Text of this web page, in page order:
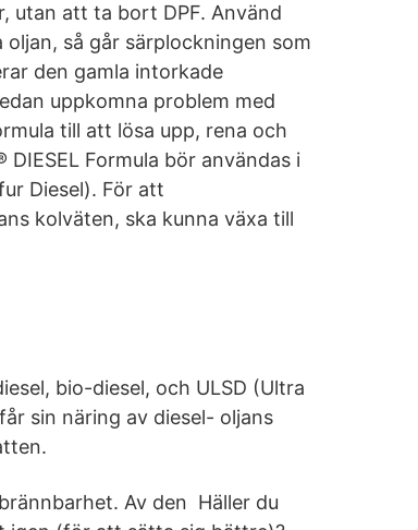
utan att ta bort DPF. Använd
så går särplockningen som
den gamla intorkade
uppkomna problem med
till att lösa upp, rena och
Formula bör användas i
Diesel). För att
kolväten, ska kunna växa till
bio-diesel, och ULSD (Ultra
sin näring av diesel- oljans
Av den Häller du